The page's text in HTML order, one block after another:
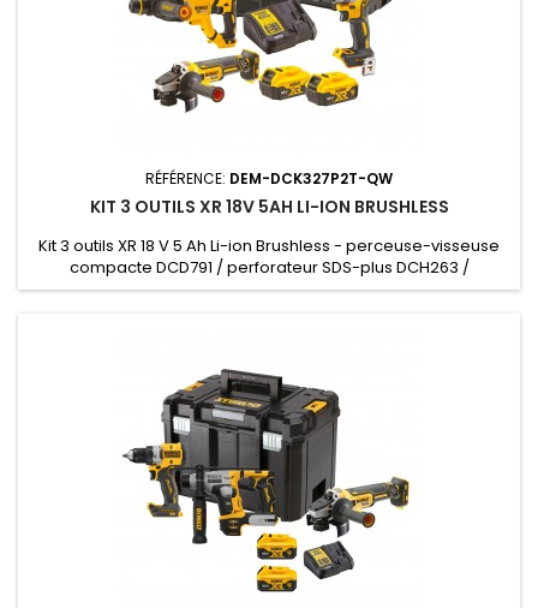
RÉFÉRENCE: DEM-DCK327P2T-QW
KIT 3 OUTILS XR 18V 5AH LI-ION BRUSHLESS
Kit 3 outils XR 18 V 5 Ah Li-ion Brushless - perceuse-visseuse
compacte DCD791 / perforateur SDS-plus DCH263 /
meuleuse 125 mm DCG405 - 2 batteries, chargeur, 2 coffrets